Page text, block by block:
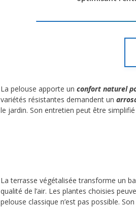
La pelouse apporte un confort naturel
variétés résistantes demandent un
le jardin. Son entretien peut être
La terrasse végétalisée transforme un
qualité de l’air. Les plantes choisies
pelouse classique n’est pas possible.